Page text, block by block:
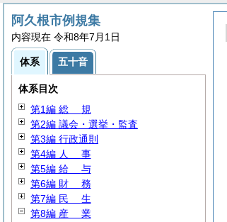
阿久根市例規集
内容現在 令和8年7月1日
体系 五十音
体系目次
第1編 総 規
第2編 議会・選挙・監査
第3編 行政通則
第4編 人 事
第5編 給 与
第6編 財 務
第7編 民 生
第8編 産 業